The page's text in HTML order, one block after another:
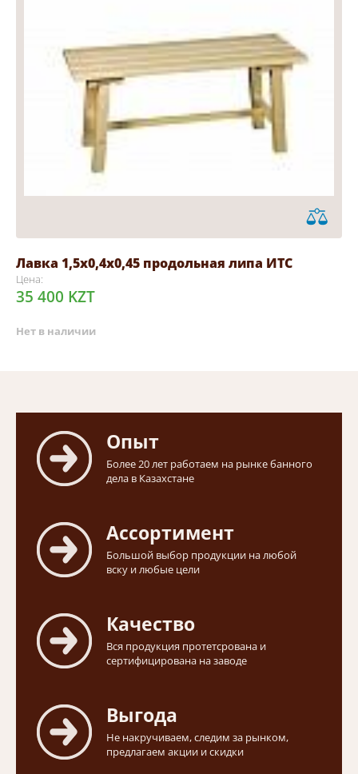
Лавка 1,5х0,4х0,45 продольная липа ИТС
Цена:
35 400 KZT
Нет в наличии
Опыт
Более 20 лет работаем на рынке банного
дела в Казахстане
Ассортимент
Большой выбор продукции на любой
вску и любые цели
Качество
Вся продукция протетсрована и
сертифицирована на заводе
Выгода
Не накручиваем, следим за рынком,
предлагаем акции и скидки